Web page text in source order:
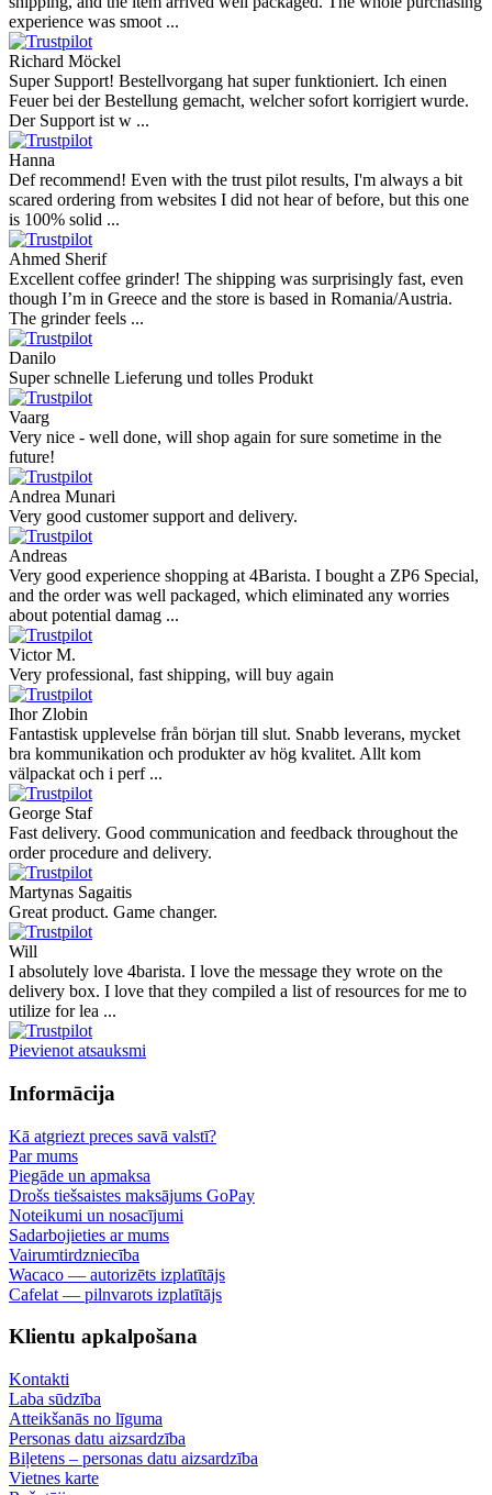
experience was smoot ...
Richard Möckel
Super Support! Bestellvorgang hat super funktioniert. Ich einen
Feuer bei der Bestellung gemacht, welcher sofort korrigiert wurde.
Der Support ist w ...
Hanna
Def recommend! Even with the trust pilot results, I'm always a bit
scared ordering from websites I did not hear of before, but this one
is 100% solid ...
Ahmed Sherif
Excellent coffee grinder! The shipping was surprisingly fast, even
though I’m in Greece and the store is based in Romania/Austria.
The grinder feels ...
Danilo
Super schnelle Lieferung und tolles Produkt
Vaarg
Very nice - well done, will shop again for sure sometime in the
future!
Andrea Munari
Very good customer support and delivery.
Andreas
Very good experience shopping at 4Barista. I bought a ZP6 Special,
and the order was well packaged, which eliminated any worries
about potential damag ...
Victor M.
Very professional, fast shipping, will buy again
Ihor Zlobin
Fantastisk upplevelse från början till slut. Snabb leverans, mycket
bra kommunikation och produkter av hög kvalitet. Allt kom
välpackat och i perf ...
George Staf
Fast delivery. Good communication and feedback throughout the
order procedure and delivery.
Martynas Sagaitis
Great product. Game changer.
Will
I absolutely love 4barista. I love the message they wrote on the
delivery box. I love that they compiled a list of resources for me to
utilize for lea ...
Pievienot atsauksmi
Informācija
Kā atgriezt preces savā valstī?
Par mums
Piegāde un apmaksa
Drošs tiešsaistes maksājums GoPay
Noteikumi un nosacījumi
Sadarbojieties ar mums
Vairumtirdzniecība
Wacaco — autorizēts izplatītājs
Cafelat — pilnvarots izplatītājs
Klientu apkalpošana
Kontakti
Laba sūdzība
Atteikšanās no līguma
Personas datu aizsardzība
Biļetens – personas datu aizsardzība
Vietnes karte